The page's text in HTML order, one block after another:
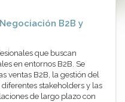
B2B y
que buscan
en entornos B2B. Se
ventas B2B, la gestión del
stakeholders y las
de largo plazo con